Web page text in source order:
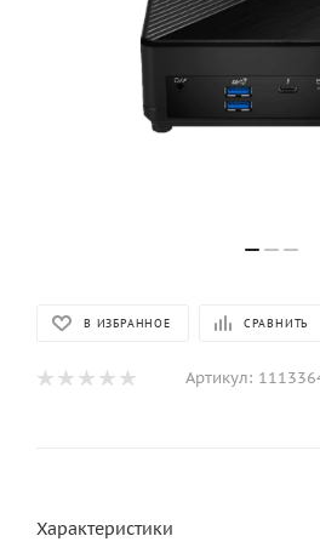
В ИЗБРАННОЕ СРАВНИТЬ
Артикул:
Характеристики